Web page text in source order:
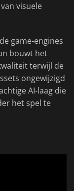
visuele
game-engines
bouwt het
terwijl de
ongewijzigd
AI-laag die
het spel te